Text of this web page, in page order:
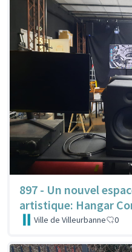
897 - Un nouvel
artistique: Hangar
Ville de Villeurbanne 0